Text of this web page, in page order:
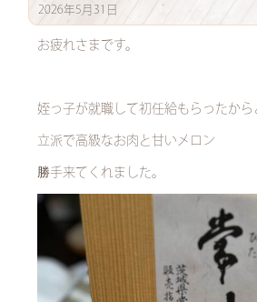
2026年5月31日
お疲れさまです。
姪っ子が就職して初任給もらったから
立派で高級なお肉と甘いメロン
勝手来てくれました。